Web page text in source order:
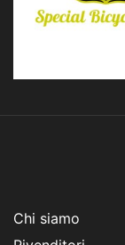
Chi siamo